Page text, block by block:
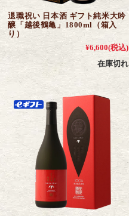
退職祝い 日本酒 ギフト純米大吟
醸「越後鶴亀」1800ml（箱入
り）
¥6,600(税込)
在庫切れ